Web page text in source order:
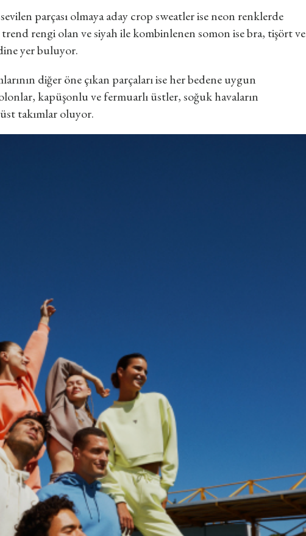
parçası olmaya aday crop sweatler ise neon renklerde
trend rengi olan ve siyah ile kombinlenen somon ise bra, tişört ve
yer buluyor.
diğer öne çıkan parçaları ise her bedene uygun
kapüşonlu ve fermuarlı üstler, soğuk havaların
takımlar oluyor.